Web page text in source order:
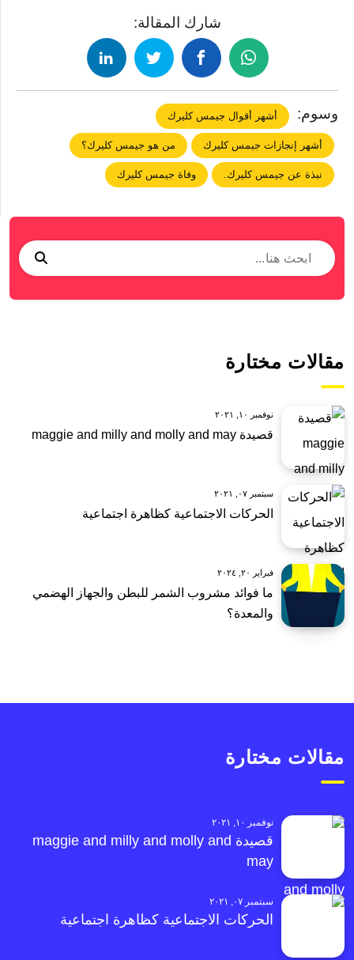
شارك المقالة:
وسوم: أشهر أقوال جيمس كليرك
أشهر إنجازات جيمس كليرك من هو جيمس كليرك؟
نبذة عن جيمس كليرك. وفاة جيمس كليرك
مقالات مختارة
نوفمبر ١٠, ٢٠٢١
قصيدة maggie and milly and molly and may
سبتمبر ٠٧, ٢٠٢١
الحركات الاجتماعية كظاهرة اجتماعية
فبراير ٢٠, ٢٠٢٤
ما فوائد مشروب الشمر للبطن والجهاز الهضمي
والمعدة؟
مقالات مختارة
نوفمبر ١٠, ٢٠٢١
قصيدة maggie and milly and molly and
may
سبتمبر ٠٧, ٢٠٢١
الحركات الاجتماعية كظاهرة اجتماعية